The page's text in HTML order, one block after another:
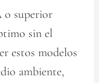
o superior
sin el
estos modelos
ambiente,